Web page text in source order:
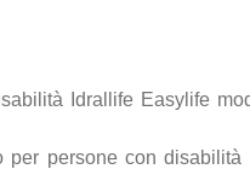
Idrallife Easylife
per persone con